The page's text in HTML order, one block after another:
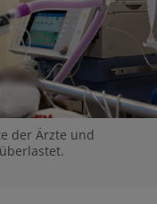
der Ärzte und